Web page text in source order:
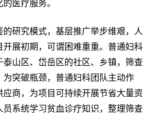
医疗服务。
的研究模式，基层推广举步维艰，人
展初期，可谓困难重重。普通妇科
泰山区、岱岳区的社区、乡镇，筛查
为突破瓶颈，普通妇科团队主动作
应商，为项目可持续开展节省大量资
员系统学习贫血诊疗知识，整理筛查